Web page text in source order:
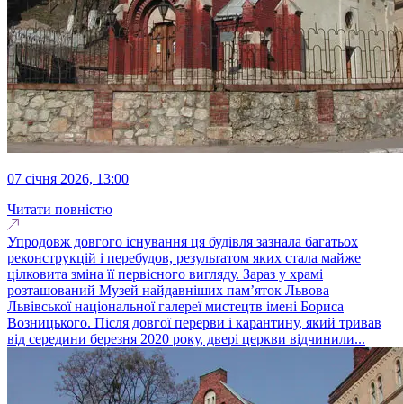
07 січня 2026, 13:00
Читати повністю
Упродовж довгого існування ця будівля зазнала багатьох
реконструкцій і перебудов, результатом яких стала майже
цілковита зміна її первісного вигляду. Зараз у храмі
розташований Музей найдавніших пам’яток Львова
Львівської національної галереї мистецтв імені Бориса
Возницького. Після довгої перерви і карантину, який тривав
від середини березня 2020 року, двері церкви відчинили...